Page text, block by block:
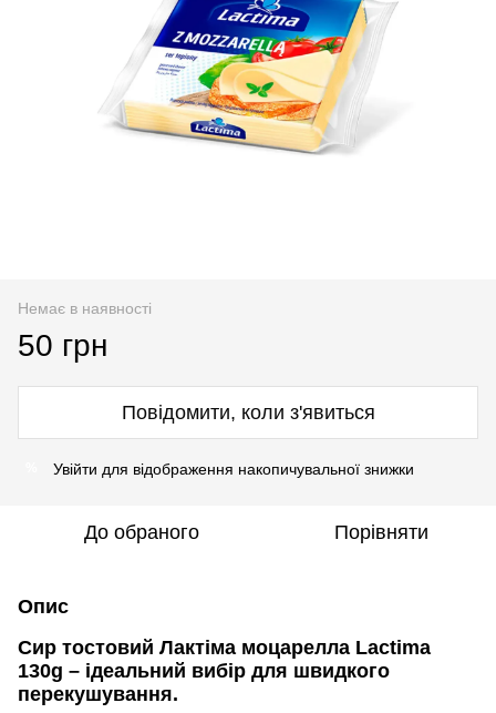
Немає в наявності
50 грн
Повідомити, коли з'явиться
Увійти для відображення накопичувальної знижки
До обраного Порівняти
Опис
Сир тостовий Лактіма моцарелла Lactima
130g – ідеальний вибір для швидкого
перекушування.